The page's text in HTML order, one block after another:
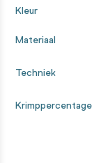
Kleur
Materiaal
Techniek
Krimppercentage